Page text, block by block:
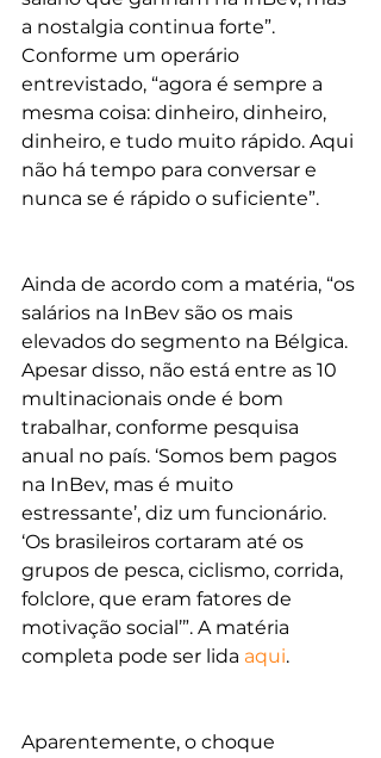
a nostalgia continua forte”.
Conforme um operário
entrevistado, “agora é sempre a
mesma coisa: dinheiro, dinheiro,
dinheiro, e tudo muito rápido. Aqui
não há tempo para conversar e
nunca se é rápido o suficiente”.
Ainda de acordo com a matéria, “os
salários na InBev são os mais
elevados do segmento na Bélgica.
Apesar disso, não está entre as 10
multinacionais onde é bom
trabalhar, conforme pesquisa
anual no país. ‘Somos bem pagos
na InBev, mas é muito
estressante’, diz um funcionário.
‘Os brasileiros cortaram até os
grupos de pesca, ciclismo, corrida,
folclore, que eram fatores de
motivação social’”. A matéria
completa pode ser lida aqui.
Aparentemente, o choque